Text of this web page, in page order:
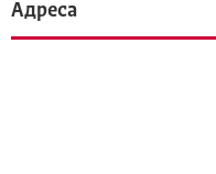
Адреса